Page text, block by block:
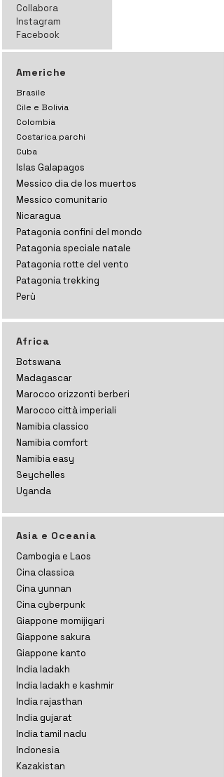
Collabora
Instagram
Facebook
Americhe
Brasile
Cile e Bolivia
Colombia
Costarica parchi
Cuba
Islas Galapagos
Messico dia de los muertos
Messico comunitario
Nicaragua
Patagonia confini del mondo
Patagonia speciale natale
Patagonia rotte del vento
Patagonia trekking
Perù
Africa
Botswana
Madagascar
Marocco orizzonti berberi
Marocco città imperiali
Namibia classico
Namibia comfort
Namibia easy
Seychelles
Uganda
Asia e Oceania
Cambogia e Laos
Cina classica
Cina yunnan
Cina cyberpunk
Giappone momijigari
Giappone sakura
Giappone kanto
India ladakh
India ladakh e kashmir
India rajasthan
India gujarat
India tamil nadu
Indonesia
Kazakistan